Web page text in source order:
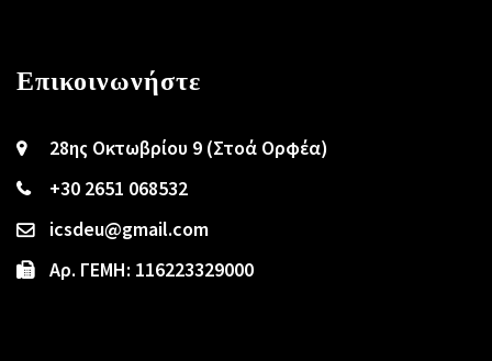
Επικοινωνήστε
28ης Οκτωβρίου 9 (Στοά Ορφέα)
+30 2651 068532
icsdeu@gmail.com
Αρ. ΓΕΜΗ: 116223329000